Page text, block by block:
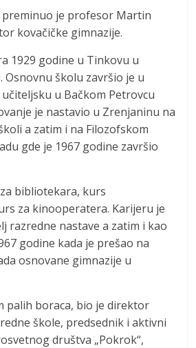
preminuo je profesor Martin
kovačičke gimnazije.
1929 godine u Tinkovu u
Osnovnu školu završio je u
u Bačkom Petrovcu
je nastavio u Zrenjaninu na
a zatim i na Filozofskom
gde je 1967 godine završio
bibliotekara, kurs
za kinooperatera. Karijeru je
razredne nastave a zatim i kao
godine kada je prešao na
osnovane gimnazije u
palih boraca, bio je direktor
škole, predsednik i aktivni
društva „Pokrok“,